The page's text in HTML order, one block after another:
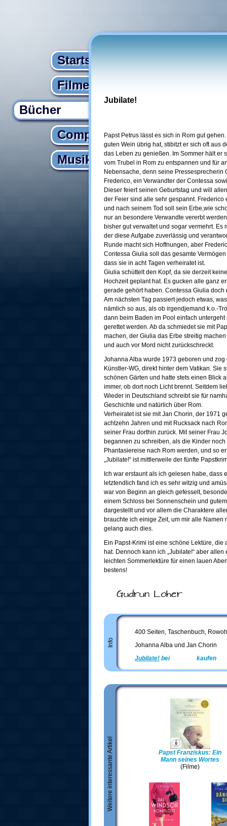
Startseite
Filme
Bücher
Computer
Musik
Jubilate!
Papst Petrus lässt es sich in Rom gut
guten Wein übrig hat, stibitzt er sich oft aus
das Leben zu genießen. Im Sommer hält er
vom Trubel in Rom zu entspannen und für
Nebensache, denn seine
Frederico, ein Verwandter der Contessa
Dieser feiert seinen Geburtstag und will
der Feier sind alle sehr gespannt.
und nach seinem Tod soll sein Erbe,wie
nur an besondere Verwandte vererbt
bisher gut verwaltet und sogar vermehrt.
der diese Aufgabe zuverlässig und
Runde macht sich Hoffnungen, aber
Contessa Giulia soll das gesamte
dass sie in acht Tagen verheiratet ist.
Giulia schüttelt den Kopf, da sie derzeit
Hochzeit geplant hat. Es gucken alle ganz
gerade gehört haben. Contessa Giulia doch
Am nächsten Tag passiert jedoch etwas,
nämlich so aus, als ob irgendjemand k.o.-
dann beim Baden im Pool einfach
gerettet werden. Ab da schmiedet sie mit
machen, der Giulia das Erbe streitig
und auch vor Mord nicht zurückschreckt.
Johanna Alba wurde 1973 geboren und
Künstler-WG, direkt hinter dem Vatikan.
schönen Gärten und hatte stets einen Blick
immer, ob dort noch Licht brennt. Seitdem
Wieder in Deutschland schreibt sie für
Geschichte und natürlich über Rom.
Verheiratet ist sie mit Jan Chorin, der 1971
achtzehn Jahren und mit Rucksack nach
seiner Frau dorthin zurück. Mit seiner Frau
begannen zu schreiben, als die Kinder
Phantasiereise nach Rom werden, und so
„Jubilate!“ ist mittlerweile der fünfte
Ich war erstaunt als ich gelesen habe,
letztendlich fand ich es sehr witzig und
war von Beginn an gleich gefesselt,
einem Schloss bei Sonnenschein und
dargestellt und vor allem die Charaktere
brauchte ich einige Zeit, um mir alle
gelang auch dies.
Ein Papst-Krimi ist eine schöne Lektüre,
hat. Dennoch kann ich „Jubilate!“ aber
leichten Sommerlektüre für einen lauen
bestens!
Gudrun Loher
Info
400 Seiten, Taschenbuch,
Johanna Alba und Jan Chorin
Jubilate! bei kaufen
Weitere interessante Artikel
Papst Franziskus: Ein
Mann seines Wortes
(Filme)